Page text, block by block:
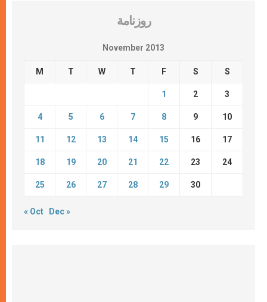
روزنامة
November 2013
M T W T F S S
1 2 3
4 5 6 7 8 9 10
11 12 13 14 15 16 17
18 19 20 21 22 23 24
25 26 27 28 29 30
« Oct Dec »